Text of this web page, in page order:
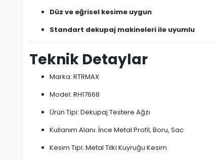
Düz ve eğrisel kesime uygun
Standart dekupaj makineleri ile uyumlu
Teknik Detaylar
Marka: RTRMAX
Model: RH17668
Ürün Tipi: Dekupaj Testere Ağzı
Kullanım Alanı: İnce Metal Profil, Boru, Sac
Kesim Tipi: Metal Tilki Kuyruğu Kesim